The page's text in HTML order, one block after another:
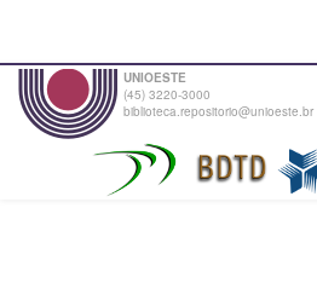
UNIOESTE
(45) 3220-3000
biblioteca.repositorio@unioeste.br